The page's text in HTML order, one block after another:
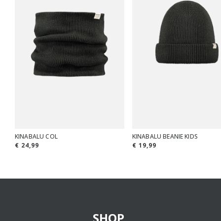
KINABALU COL
€ 24,99
KINABALU BEANIE KIDS
€ 19,99